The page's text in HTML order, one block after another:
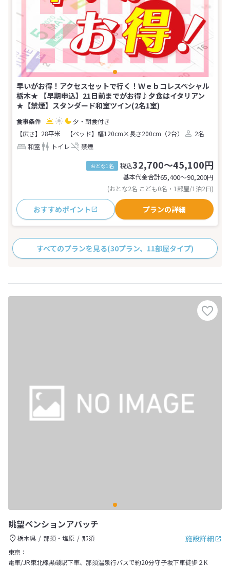
早いがお得！アクセスセットで行く！Ｗｅｂコレスペシャル
栃木★ 【早期申込】21日前までがお得♪夕食はイタリアン
★【禁煙】スタンダード和室ツイン(2名1室)
夕・朝食付き
【広さ】28平米
【ベッド】幅120cm×長さ200cm（2台）
2名
和室
トイレ 禁煙
おとな1名 税込32,700～45,100円
基本代金合計65,400〜90,200円
(おとな2名 こども0名・1部屋/1泊2日)
おすすめポイント プランの詳細
すべてのプランを見る(30プラン、11部屋タイプ)
眺望ペンションアパッチ
施設詳細
栃木県 那須・塩原
那須
東京：
電車/JR東北線黒磯駅下車、那須温泉行バスで約20分守子坂下車徒歩２K